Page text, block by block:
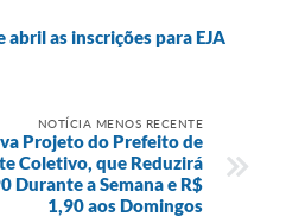
abril as inscrições para EJA
NOTÍCIA MENOS RECENTE
Projeto do Prefeito de
Coletivo, que Reduzirá
Durante a Semana e R$
1,90 aos Domingos